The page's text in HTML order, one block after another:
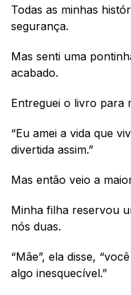
Todas as minhas
segurança.
Mas senti uma
acabado.
Entreguei o livro para
“Eu amei a vida que
divertida assim.”
Mas então veio a
Minha filha reservou
nós duas.
“Mãe”, ela disse,
algo inesquecível.”